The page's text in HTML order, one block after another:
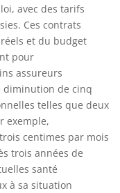
avec des tarifs
Ces contrats
et du budget
pour
assureurs
diminution de cinq
telles que deux
exemple,
centimes par mois
trois années de
santé
à sa situation